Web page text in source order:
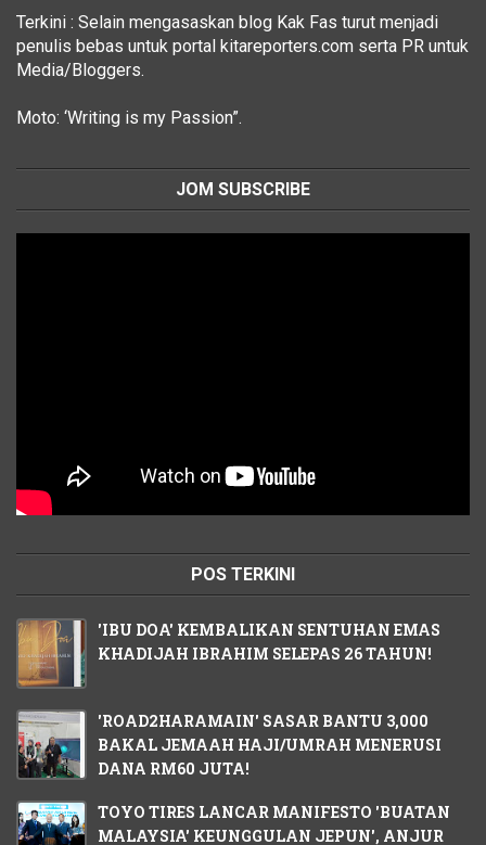
Terkini : Selain mengasaskan blog Kak Fas turut menjadi
penulis bebas untuk portal kitareporters.com serta PR untuk
Media/Bloggers.
Moto: ‘Writing is my Passion”.
JOM SUBSCRIBE
POS TERKINI
'IBU DOA' KEMBALIKAN SENTUHAN EMAS
KHADIJAH IBRAHIM SELEPAS 26 TAHUN!
'ROAD2HARAMAIN' SASAR BANTU 3,000
BAKAL JEMAAH HAJI/UMRAH MENERUSI
DANA RM60 JUTA!
TOYO TIRES LANCAR MANIFESTO 'BUATAN
MALAYSIA' KEUNGGULAN JEPUN', ANJUR